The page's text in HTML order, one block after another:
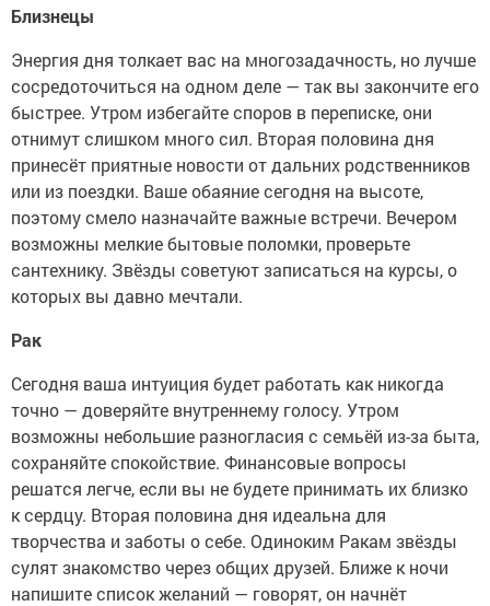
Близнецы
Энергия дня толкает вас на многозадачность, но лучше
сосредоточиться на одном деле — так вы закончите его
быстрее. Утром избегайте споров в переписке, они
отнимут слишком много сил. Вторая половина дня
принесёт приятные новости от дальних родственников
или из поездки. Ваше обаяние сегодня на высоте,
поэтому смело назначайте важные встречи. Вечером
возможны мелкие бытовые поломки, проверьте
сантехнику. Звёзды советуют записаться на курсы, о
которых вы давно мечтали.
Рак
Сегодня ваша интуиция будет работать как никогда
точно — доверяйте внутреннему голосу. Утром
возможны небольшие разногласия с семьёй из-за быта,
сохраняйте спокойствие. Финансовые вопросы
решатся легче, если вы не будете принимать их близко
к сердцу. Вторая половина дня идеальна для
творчества и заботы о себе. Одиноким Ракам звёзды
сулят знакомство через общих друзей. Ближе к ночи
напишите список желаний — говорят, он начнёт